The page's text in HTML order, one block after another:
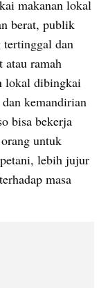
makanan lokal
berat, publik
tertinggal dan
atau ramah
lokal dibingkai
kemandirian
bisa bekerja
untuk
lebih jujur
masa